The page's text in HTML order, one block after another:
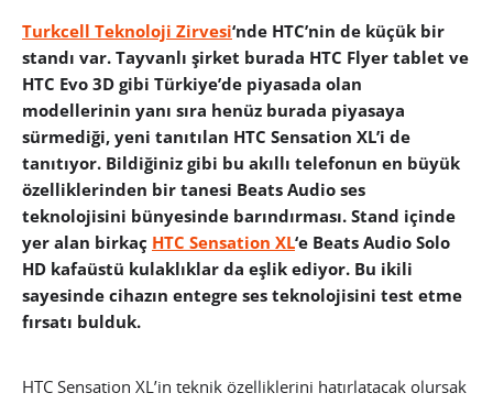
Turkcell Teknoloji Zirvesi‘nde HTC’nin de küçük bir
standı var. Tayvanlı şirket burada HTC Flyer tablet ve
HTC Evo 3D gibi Türkiye’de piyasada olan
modellerinin yanı sıra henüz burada piyasaya
sürmediği, yeni tanıtılan HTC Sensation XL’i de
tanıtıyor. Bildiğiniz gibi bu akıllı telefonun en büyük
özelliklerinden bir tanesi Beats Audio ses
teknolojisini bünyesinde barındırması. Stand içinde
yer alan birkaç HTC Sensation XL‘e Beats Audio Solo
HD kafaüstü kulaklıklar da eşlik ediyor. Bu ikili
sayesinde cihazın entegre ses teknolojisini test etme
fırsatı bulduk.
HTC Sensation XL’in teknik özelliklerini hatırlatacak olursak